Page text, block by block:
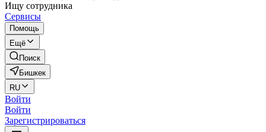
Ищу сотрудника
Сервисы
Помощь
Ещё
Поиск
Бишкек
RU
Войти
Войти
Зарегистрироваться